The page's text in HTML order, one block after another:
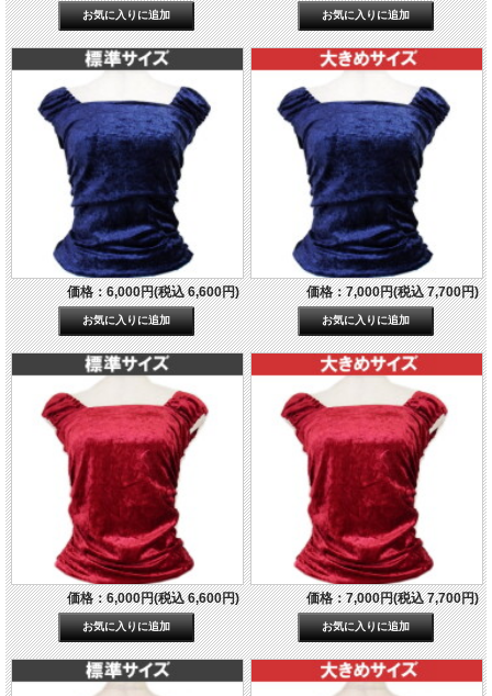
価格：6,000円(税込 6,600円) 価格：7,000円(税込 7,700円)
価格：6,000円(税込 6,600円) 価格：7,000円(税込 7,700円)